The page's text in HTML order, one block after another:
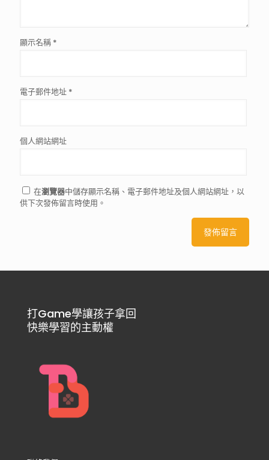
顯示名稱 *
電子郵件地址 *
個人網站網址
在瀏覽器中儲存顯示名稱、電子郵件地址及個人網站網址，以
供下次發佈留言時使用。
打Game學讓孩子拿回
快樂學習的主動權